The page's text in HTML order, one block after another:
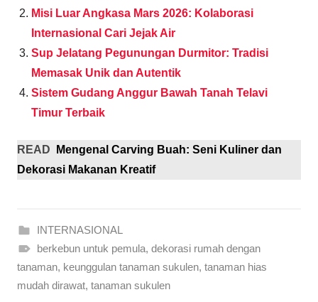
Misi Luar Angkasa Mars 2026: Kolaborasi
Internasional Cari Jejak Air
Sup Jelatang Pegunungan Durmitor: Tradisi
Memasak Unik dan Autentik
Sistem Gudang Anggur Bawah Tanah Telavi
Timur Terbaik
READ
Mengenal Carving Buah: Seni Kuliner dan
Dekorasi Makanan Kreatif
INTERNASIONAL
berkebun untuk pemula, dekorasi rumah dengan
tanaman, keunggulan tanaman sukulen, tanaman hias
mudah dirawat, tanaman sukulen